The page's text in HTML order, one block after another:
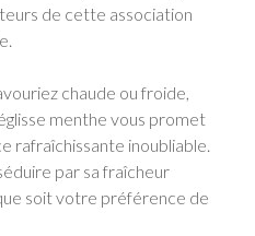
de cette association
chaude ou froide,
menthe vous promet
rafraîchissante inoubliable.
par sa fraîcheur
soit votre préférence de